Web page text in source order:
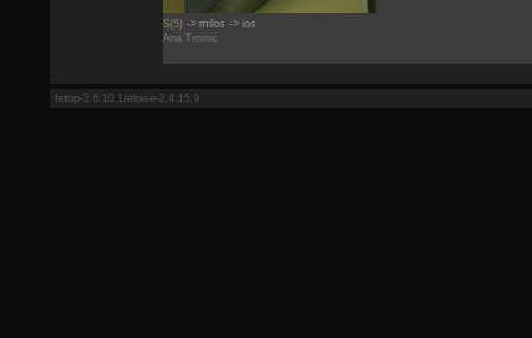
S(5) -> milos -> ios
Ana Trninić
fstop-3.6.10.1/eloise-2.4.15.9